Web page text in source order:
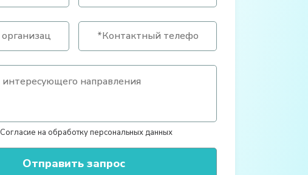
Согласие на обработку персональных данных